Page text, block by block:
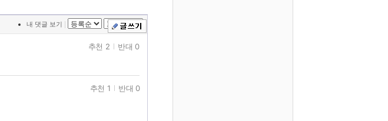
내 댓글 보기 |
추천 2 반대 0
추천 1 반대 0